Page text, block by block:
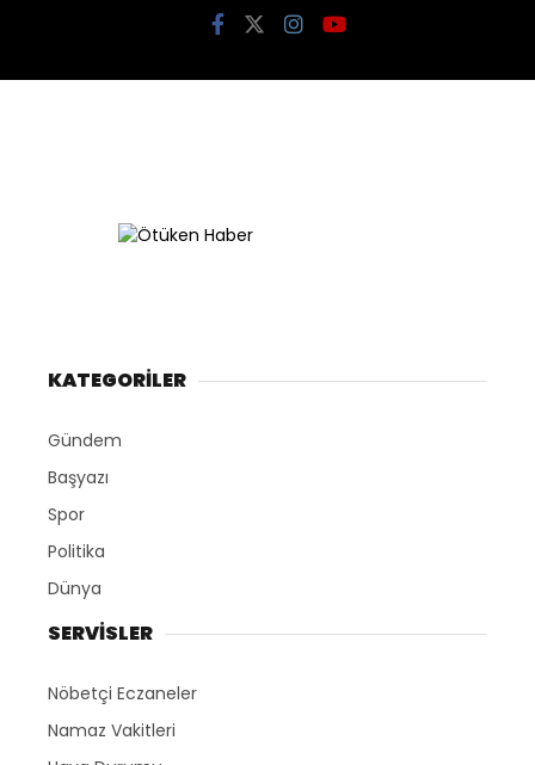
KATEGORİLER
Gündem
Başyazı
Spor
Politika
Dünya
SERVİSLER
Nöbetçi Eczaneler
Namaz Vakitleri